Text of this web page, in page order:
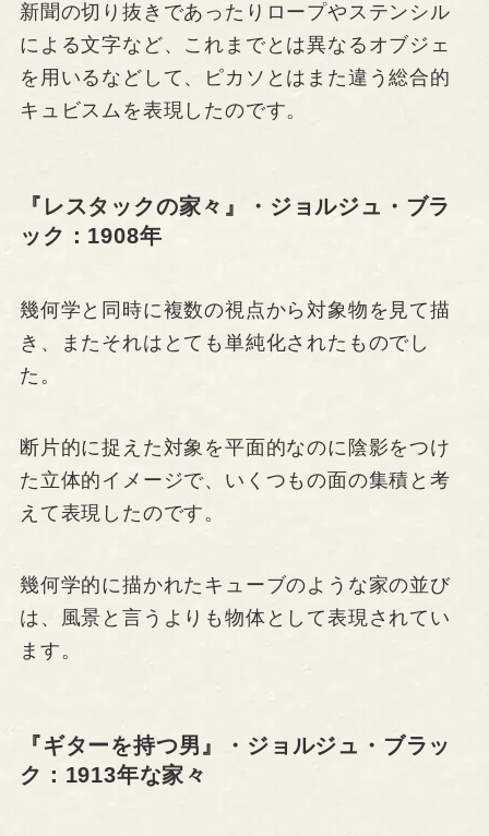
新聞の切り抜きであったりロープやステンシル
による文字など、これまでとは異なるオブジェ
を用いるなどして、ピカソとはまた違う総合的
キュビスムを表現したのです。
『レスタックの家々』・ジョルジュ・ブラ
ック：1908年
幾何学と同時に複数の視点から対象物を見て描
き、またそれはとても単純化されたものでし
た。
断片的に捉えた対象を平面的なのに陰影をつけ
た立体的イメージで、いくつもの面の集積と考
えて表現したのです。
幾何学的に描かれたキューブのような家の並び
は、風景と言うよりも物体として表現されてい
ます。
『ギターを持つ男』・ジョルジュ・ブラッ
ク：1913年な家々